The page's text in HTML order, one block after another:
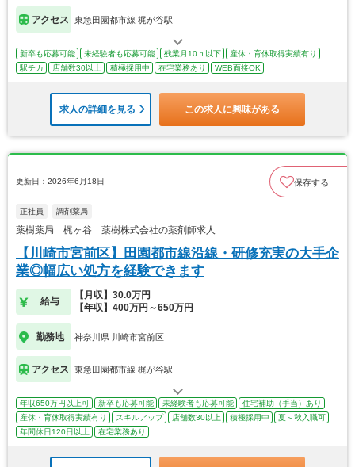
アクセス 東急田園都市線 梶が谷駅
新卒も応募可能 未経験者も応募可能 残業月10ｈ以下
産休・育休取得実績有り
駅チカ
店舗数30以上 積極採用中 在宅業務あり WEB面接OK
求人の詳細を見る この求人に興味がある
更新日：2026年6月18日 保存する
正社員 調剤薬局
薬樹薬局 梶ヶ谷 薬樹株式会社の薬剤師求人
【川崎市宮前区】田園都市線沿線・研修充実の大手企
業◎幅広い処方を経験できます
給与
【月収】30.0万円
【年収】400万円～650万円
勤務地 神奈川県 川崎市宮前区
アクセス 東急田園都市線 梶が谷駅
年収650万円以上可 新卒も応募可能 未経験者も応募可能
住宅補助（手当）あり
産休・育休取得実績有り
スキルアップ 店舗数30以上 積極採用中
夏～秋入職可
年間休日120日以上
在宅業務あり